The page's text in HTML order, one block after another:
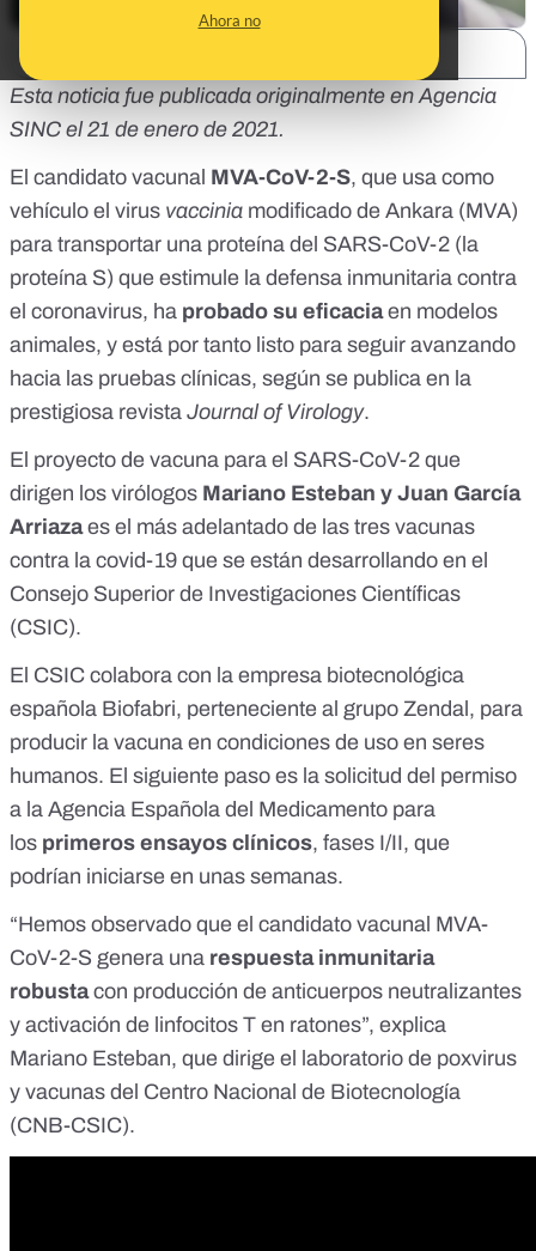
Ahora no
Esta noticia fue publicada originalmente en Agencia
SINC el 21 de enero de 2021.
El candidato vacunal MVA-CoV-2-S, que usa como
vehículo el virus vaccinia modificado de Ankara (MVA)
para transportar una proteína del SARS-CoV-2 (la
proteína S) que estimule la defensa inmunitaria contra
el coronavirus, ha probado su eficaciaen modelos
animales, y está por tanto listo para seguir avanzando
hacia las pruebas clínicas, según se publica en la
prestigiosa revista Journal of Virology.
El proyecto de vacuna para el SARS-CoV-2 que
dirigen los virólogos Mariano Esteban y Juan García
Arriazaes el más adelantado de las tres vacunas
contra la covid-19 que se están desarrollando en el
Consejo Superior de Investigaciones Científicas
(CSIC).
El CSIC colabora con la empresa biotecnológica
española Biofabri, perteneciente al grupo Zendal, para
producir la vacuna en condiciones de uso en seres
humanos. El siguiente paso es la solicitud del permiso
a la Agencia Española del Medicamento para
los primeros ensayos clínicos, fases I/II, que
podrían iniciarse en unas semanas.
“Hemos observado que el candidato vacunal MVA-
CoV-2-S genera una respuesta inmunitaria
robustacon producción de anticuerpos neutralizantes
y activación de linfocitos T en ratones”, explica
Mariano Esteban, que dirige el laboratorio de poxvirus
y vacunas del Centro Nacional de Biotecnología
(CNB-CSIC).